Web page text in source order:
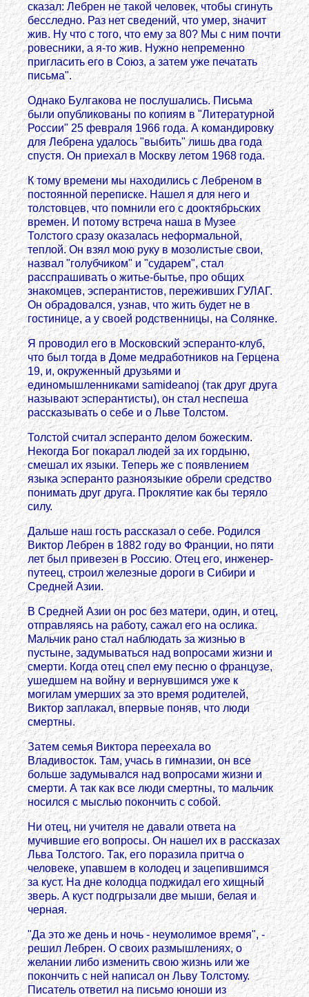
сказал: Лебрен не такой человек, чтобы сгинуть
бесследно. Раз нет сведений, что умер, значит
жив. Ну что с того, что ему за 80? Мы с ним почти
ровесники, а я-то жив. Нужно непременно
пригласить его в Союз, а затем уже печатать
письма".
Однако Булгакова не послушались. Письма
были опубликованы по копиям в "Литературной
России" 25 февраля 1966 года. А командировку
для Лебрена удалось "выбить" лишь два года
спустя. Он приехал в Москву летом 1968 года.
К тому времени мы находились с Лебреном в
постоянной переписке. Нашел я для него и
толстовцев, что помнили его с дооктябрьских
времен. И потому встреча наша в Музее
Толстого сразу оказалась неформальной,
теплой. Он взял мою руку в мозолистые свои,
назвал "голубчиком" и "сударем", стал
расспрашивать о житье-бытье, про общих
знакомцев, эсперантистов, переживших ГУЛАГ.
Он обрадовался, узнав, что жить будет не в
гостинице, а у своей родственницы, на Солянке.
Я проводил его в Московский эсперанто-клуб,
что был тогда в Доме медработников на Герцена
19, и, окруженный друзьями и
единомышленниками samideanoj (так друг друга
называют эсперантисты), он стал неспеша
рассказывать о себе и о Льве Толстом.
Толстой считал эсперанто делом божеским.
Некогда Бог покарал людей за их гордыню,
смешал их языки. Теперь же с появлением
языка эсперанто разноязыкие обрели средство
понимать друг друга. Проклятие как бы теряло
силу.
Дальше наш гость рассказал о себе. Родился
Виктoр Лебрен в 1882 году во Франции, но пяти
лет был привезен в Россию. Отец его, инженер-
путеец, строил железные дороги в Сибири и
Средней Азии.
В Средней Азии он рос без матери, один, и отец,
отправляясь на работу, сажал его на ослика.
Мальчик рано стал наблюдать за жизнью в
пустыне, задумываться над вопросами жизни и
смерти. Когда отец спел ему песню о французе,
ушедшем на войну и вернувшимся уже к
могилам умерших за это время родителей,
Виктoр заплакал, впервые поняв, что люди
смертны.
Затем семья Виктoра переехала во
Владивосток. Там, учась в гимназии, он все
больше задумывался над вопросами жизни и
смерти. А так как все люди смертны, то мальчик
носился с мыслью покончить с собой.
Ни отец, ни учителя не давали ответа на
мучившие его вопросы. Он нашел их в рассказах
Льва Толстого. Так, его поразила притча о
человеке, упавшем в колодец и зацепившимся
за куст. На дне колодца поджидал его хищный
зверь. А куст подгрызали две мыши, белая и
черная.
"Да это же день и ночь - неумолимое время", -
решил Лебрен. О своих размышлениях, о
желании либо изменить свою жизнь или же
покончить с ней написал он Льву Толстому.
Писатель ответил на письмо юноши из